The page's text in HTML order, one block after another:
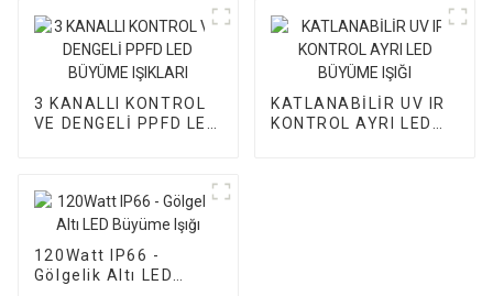
3 KANALLI KONTROL
VE DENGELİ PPFD LED
KATLANABİLİR UV IR
KONTROL AYRI LED
120Watt IP66 -
Gölgelik Altı LED